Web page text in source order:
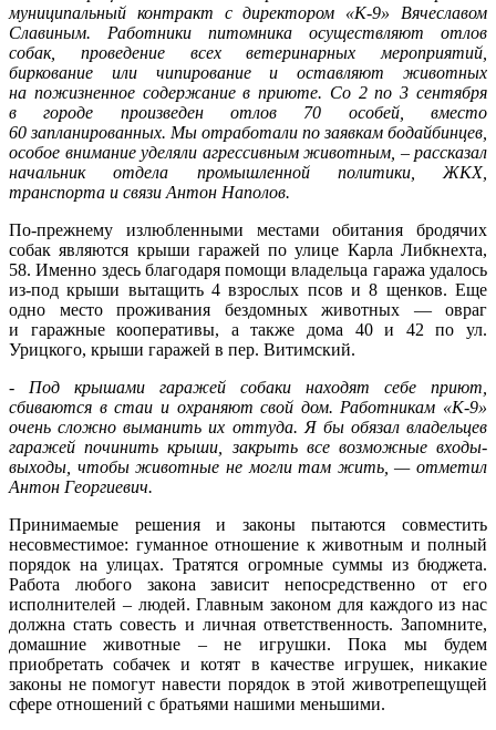
муниципальный контракт с директором «К-9» Вячеславом
Славиным. Работники питомника осуществляют отлов
собак, проведение всех ветеринарных мероприятий,
биркование или чипирование и оставляют животных
на пожизненное содержание в приюте. Со 2 по 3 сентября
в городе произведен отлов 70 особей, вместо
60 запланированных. Мы отработали по заявкам бодайбинцев,
особое внимание уделяли агрессивным животным, – рассказал
начальник отдела промышленной политики, ЖКХ,
транспорта и связи Антон Наполов.
По-прежнему излюбленными местами обитания бродячих
собак являются крыши гаражей по улице Карла Либкнехта,
58. Именно здесь благодаря помощи владельца гаража удалось
из-под крыши вытащить 4 взрослых псов и 8 щенков. Еще
одно место проживания бездомных животных — овраг
и гаражные кооперативы, а также дома 40 и 42 по ул.
Урицкого, крыши гаражей в пер. Витимский.
- Под крышами гаражей собаки находят себе приют,
сбиваются в стаи и охраняют свой дом. Работникам «К-9»
очень сложно выманить их оттуда. Я бы обязал владельцев
гаражей починить крыши, закрыть все возможные входы-
выходы, чтобы животные не могли там жить, — отметил
Антон Георгиевич.
Принимаемые решения и законы пытаются совместить
несовместимое: гуманное отношение к животным и полный
порядок на улицах. Тратятся огромные суммы из бюджета.
Работа любого закона зависит непосредственно от его
исполнителей – людей. Главным законом для каждого из нас
должна стать совесть и личная ответственность. Запомните,
домашние животные – не игрушки. Пока мы будем
приобретать собачек и котят в качестве игрушек, никакие
законы не помогут навести порядок в этой животрепещущей
сфере отношений с братьями нашими меньшими.